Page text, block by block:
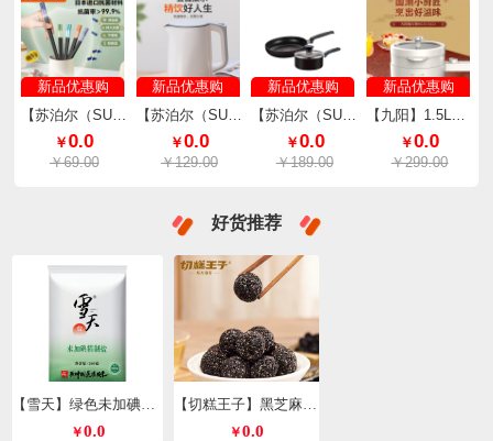
新品优惠购
￥0.0
￥69.00
新品优惠购
【苏泊尔（SUPOR）】电水壶全钢无缝内胆一键开盖1.7L SW-17S13A
￥0.0
￥129.00
新品优惠购
￥0.0
￥189.00
新品优惠购
￥0.0
￥299.00
好货推荐
￥0.0 ￥0.0